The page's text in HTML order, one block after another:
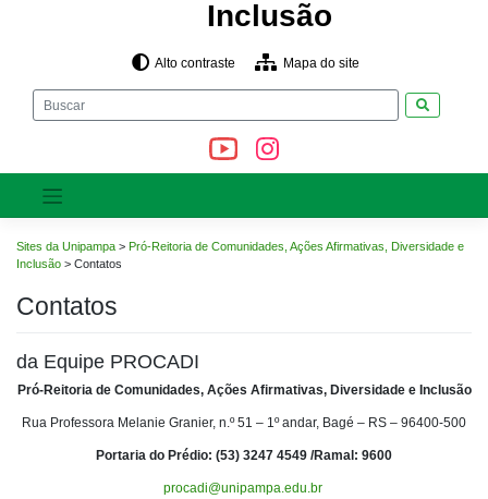
Inclusão
Alto contraste Mapa do site
Sites da Unipampa > Pró-Reitoria de Comunidades, Ações Afirmativas, Diversidade e
Inclusão > Contatos
Contatos
da Equipe PROCADI
Pró-Reitoria de Comunidades, Ações Afirmativas, Diversidade e Inclusão
Rua Professora Melanie Granier, n.º 51 – 1º andar, Bagé – RS – 96400-500
Portaria do Prédio: (53) 3247 4549 /Ramal: 9600
procadi@unipampa.edu.br